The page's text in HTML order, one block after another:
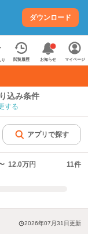
ダウンロード
り 閲覧履歴 お知らせ マイページ
込み条件
する
アプリで探す
12.0万円 11件
2026年07月31日更新